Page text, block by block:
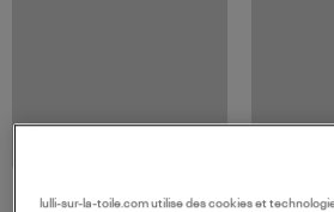
JEROME DREYFUSS
lulli-sur-la-toile.com utilise des cookies et